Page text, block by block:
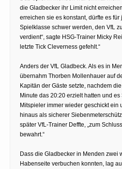
die Gladbecker ihr Limit nicht
erreichen sie es konstant, dürfte es
Spielklasse schwer werden, den VfL
verdient“, sagte HSG-Trainer Micky
letzte Tick Cleverness gefehlt.“
Anders der VfL Gladbeck. Als es in
übernahm Thorben Mollenhauer auf
Kapitän der Gäste setzte, nachdem
Minute das 20:20 erzielt hatten und
Mitspieler immer wieder geschickt ein
hinaus als sicherer
später VfL-Trainer Deffte, „zum
bewahrt.“
Dass die Gladbecker in Menden zwei
Habenseite verbuchen konnten, lag